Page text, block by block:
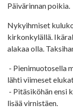
Päivärinnan poikia.
Nykyihmiset
kirkonkylällä.
alakaa olla.
- Pienimuotosella
lähti viimeset
- Pitäsiköhän ensi
lisää virnistäen.